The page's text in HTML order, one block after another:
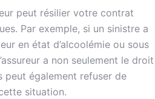
peut résilier votre contrat
Par exemple, si un sinistre a
en état d’alcoolémie ou sous
a non seulement le droit
peut également refuser de
situation.